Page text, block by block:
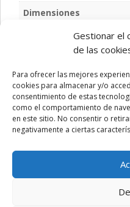
Gestionar el
de las
Para ofrecer las mejores
cookies para almacenar y/o
consentimiento de estas
como el comportamiento de
en este sitio. No consentir o
negativamente a ciertas
Dimensiones
Talla
S/T
PRODUCTOS